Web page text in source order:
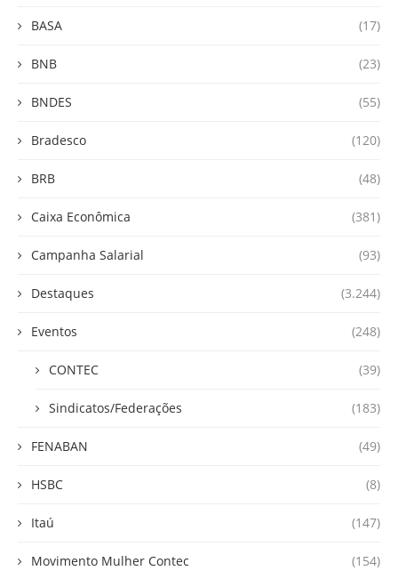
BASA (17)
BNB (23)
BNDES (55)
Bradesco (120)
BRB (48)
Caixa Econômica (381)
Campanha Salarial (93)
Destaques (3.244)
Eventos (248)
CONTEC (39)
Sindicatos/Federações (183)
FENABAN (49)
HSBC (8)
Itaú (147)
Movimento Mulher Contec (154)